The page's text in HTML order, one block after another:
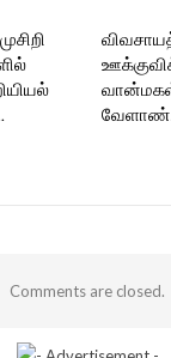
Comments are closed.